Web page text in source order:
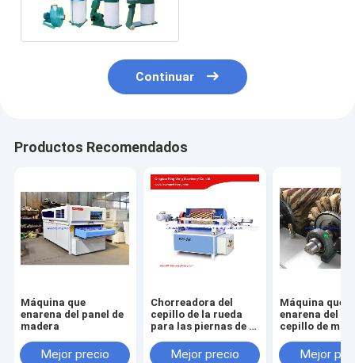
Continuar
Productos Recomendados
Máquina que
enarena del panel de
madera
Mejor precio
Chorreadora del
cepillo de la rueda
para las piernas de la
Mejor precio
Máquina que
enarena del
cepillo de
cepillo del
Mejor